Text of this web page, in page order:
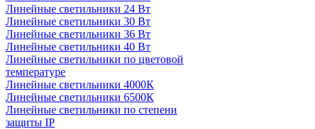
Линейные светильники 24 Вт
Линейные светильники 30 Вт
Линейные светильники 36 Вт
Линейные светильники 40 Вт
Линейные светильники по цветовой
температуре
Линейные светильники 4000К
Линейные светильники 6500К
Линейные светильники по степени
защиты IP